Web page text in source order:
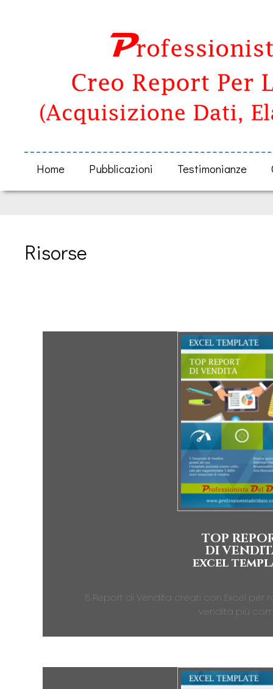
Home Pubblicazioni Testimonianze
Risorse
TOP
DI
excel
5 Report di Vendita creati con Excel per
vendita più